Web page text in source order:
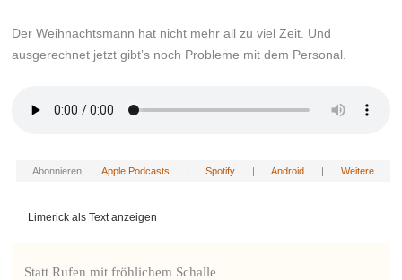
Der Weihnachtsmann hat nicht mehr all zu viel Zeit. Und
ausgerechnet jetzt gibt’s noch Probleme mit dem Personal.
Abonnieren: Apple Podcasts | Spotify | Android | Weitere
Limerick als Text anzeigen
Statt Rufen mit fröhlichem Schalle